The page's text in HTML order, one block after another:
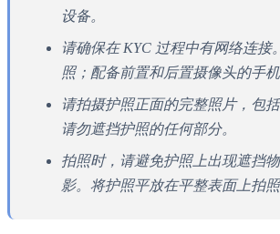
设备。
请确保在 KYC 过程中有网络连接
照；配备前置和后置摄像头的手机
请拍摄护照正面的完整照片，包括
请勿遮挡护照的任何部分。
拍照时，请避免护照上出现遮挡
影。将护照平放在平整表面上拍照